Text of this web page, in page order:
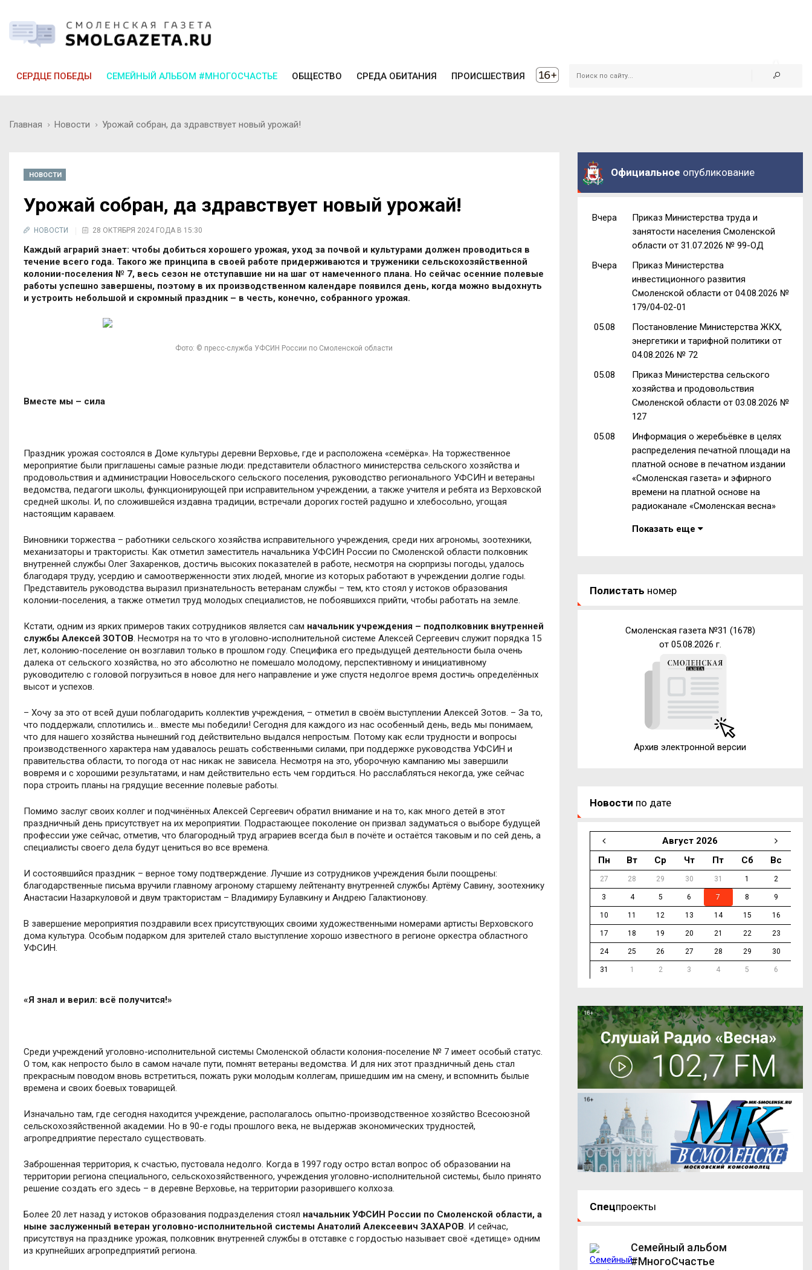
СЕРДЦЕ ПОБЕДЫ СЕМЕЙНЫЙ АЛЬБОМ #МНОГОСЧАСТЬЕ ОБЩЕСТВО СРЕДА ОБИТАНИЯ ПРОИСШЕСТВИЯ
Главная Новости Урожай собран, да здравствует новый урожай!
НОВОСТИ
Урожай собран, да здравствует новый урожай!
НОВОСТИ 28 ОКТЯБРЯ 2024 ГОДА В 15:30
Каждый аграрий знает: чтобы добиться хорошего урожая, уход за почвой и культурами должен проводиться в
течение всего года. Такого же принципа в своей работе придерживаются и труженики сельскохозяйственной
колонии-поселения № 7, весь сезон не отступавшие ни на шаг от намеченного плана. Но сейчас осенние полевые
работы успешно завершены, поэтому в их производственном календаре появился день, когда можно выдохнуть
и устроить небольшой и скромный праздник – в честь, конечно, собранного урожая.
Фото: © пресс-служба УФСИН России по Смоленской области
Вместе мы – сила
Праздник урожая состоялся в Доме культуры деревни Верховье, где и расположена «семёрка». На торжественное
мероприятие были приглашены самые разные люди: представители областного министерства сельского хозяйства и
продовольствия и администрации Новосельского сельского поселения, руководство регионального УФСИН и ветераны
ведомства, педагоги школы, функционирующей при исправительном учреждении, а также учителя и ребята из Верховской
средней школы. И, по сложившейся издавна традиции, встречали дорогих гостей радушно и хлебосольно, угощая
настоящим караваем.
Виновники торжества – работники сельского хозяйства исправительного учреждения, среди них агрономы, зоотехники,
механизаторы и трактористы. Как отметил заместитель начальника УФСИН России по Смоленской области полковник
внутренней службы Олег Захаренков, достичь высоких показателей в работе, несмотря на сюрпризы погоды, удалось
благодаря труду, усердию и самоотверженности этих людей, многие из которых работают в учреждении долгие годы.
Представитель руководства выразил признательность ветеранам службы – тем, кто стоял у истоков образования
колонии-поселения, а также отметил труд молодых специалистов, не побоявшихся прийти, чтобы работать на земле.
Кстати, одним из ярких примеров таких сотрудников является сам начальник учреждения – подполковник внутренней
службы Алексей ЗОТОВ. Несмотря на то что в уголовно-исполнительной системе Алексей Сергеевич служит порядка 15
лет, колонию-поселение он возглавил только в прошлом году. Специфика его предыдущей деятельности была очень
далека от сельского хозяйства, но это абсолютно не помешало молодому, перспективному и инициативному
руководителю с головой погрузиться в новое для него направление и уже спустя недолгое время достичь определённых
высот и успехов.
– Хочу за это от всей души поблагодарить коллектив учреждения, – отметил в своём выступлении Алексей Зотов. – За то,
что поддержали, сплотились и… вместе мы победили! Сегодня для каждого из нас особенный день, ведь мы понимаем,
что для нашего хозяйства нынешний год действительно выдался непростым. Потому как если трудности и вопросы
производственного характера нам удавалось решать собственными силами, при поддержке руководства УФСИН и
правительства области, то погода от нас никак не зависела. Несмотря на это, уборочную кампанию мы завершили
вовремя и с хорошими результатами, и нам действительно есть чем гордиться. Но расслабляться некогда, уже сейчас
пора строить планы на грядущие весенние полевые работы.
Помимо заслуг своих коллег и подчинённых Алексей Сергеевич обратил внимание и на то, как много детей в этот
праздничный день присутствует на их мероприятии. Подрастающее поколение он призвал задуматься о выборе будущей
профессии уже сейчас, отметив, что благородный труд аграриев всегда был в почёте и остаётся таковым и по сей день, а
специалисты своего дела будут цениться во все времена.
И состоявшийся праздник – верное тому подтверждение. Лучшие из сотрудников учреждения были поощрены:
благодарственные письма вручили главному агроному старшему лейтенанту внутренней службы Артёму Савину, зоотехнику
Анастасии Назаркуловой и двум трактористам – Владимиру Булавкину и Андрею Галактионову.
В завершение мероприятия поздравили всех присутствующих своими художественными номерами артисты Верховского
дома культура. Особым подарком для зрителей стало выступление хорошо известного в регионе оркестра областного
УФСИН.
«Я знал и верил: всё получится!»
Среди учреждений уголовно-исполнительной системы Смоленской области колония-поселение № 7 имеет особый статус.
О том, как непросто было в самом начале пути, помнят ветераны ведомства. И для них этот праздничный день стал
прекрасным поводом вновь встретиться, пожать руки молодым коллегам, пришедшим им на смену, и вспомнить былые
времена и своих боевых товарищей.
Изначально там, где сегодня находится учреждение, располагалось опытно-производственное хозяйство Всесоюзной
сельскохозяйственной академии. Но в 90-е годы прошлого века, не выдержав экономических трудностей,
агропредприятие перестало существовать.
Заброшенная территория, к счастью, пустовала недолго. Когда в 1997 году остро встал вопрос об образовании на
территории региона специального, сельскохозяйственного, учреждения уголовно-исполнительной системы, было принято
решение создать его здесь – в деревне Верховье, на территории разорившего колхоза.
Более 20 лет назад у истоков образования подразделения стоял начальник УФСИН России по Смоленской области, а
ныне заслуженный ветеран уголовно-исполнительной системы Анатолий Алексеевич ЗАХАРОВ. И сейчас,
присутствуя на празднике урожая, полковник внутренней службы в отставке с гордостью называет своё «детище» одним
из крупнейших агропредприятий региона.
Официальное опубликование
Вчера
Приказ Министерства труда и
занятости населения Смоленской
области от 31.07.2026 № 99-ОД
Вчера
Приказ Министерства
инвестиционного развития
Смоленской области от 04.08.2026 №
179/04-02-01
05.08
Постановление Министерства ЖКХ,
энергетики и тарифной политики от
04.08.2026 № 72
05.08
Приказ Министерства сельского
хозяйства и продовольствия
Смоленской области от 03.08.2026 №
127
05.08
Информация о жеребьёвке в целях
распределения печатной площади на
платной основе в печатном издании
«Смоленская газета» и эфирного
времени на платной основе на
радиоканале «Смоленская весна»
Показать еще
Полистать номер
Смоленская газета №31 (1678)
от 05.08.2026 г.
Архив электронной версии
Новости по дате
Август 2026
Пн
Вт Ср Чт Пт Сб Вс
27 28 29 30 31 1 2
3 4 5 6 7 8 9
10 11 12 13 14 15 16
17 18 19 20 21 22 23
24 25 26 27 28 29 30
31 1 2 3 4 5 6
Спецпроекты
Семейный альбом
#МногоСчастье